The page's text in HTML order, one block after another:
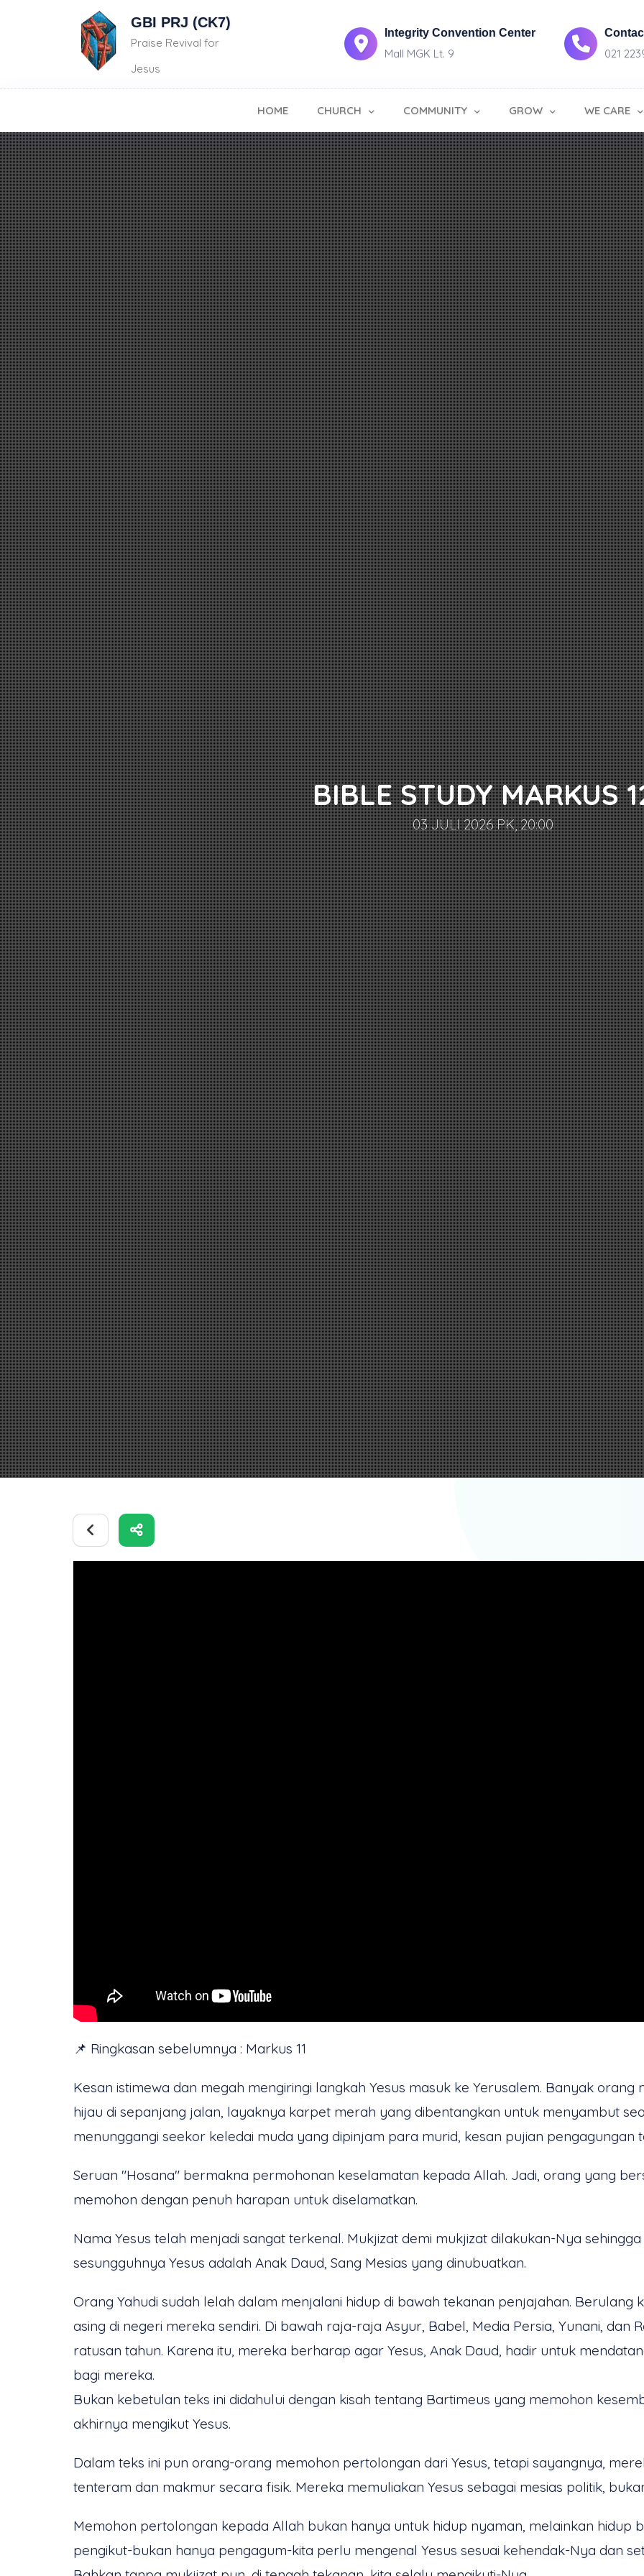
GBI PRJ (CK7)
Praise Revival for
Jesus
Integrity Convention Center
Mall MGK Lt. 9 021
HOME CHURCH COMMUNITY GROW WE CARE
BIBLE STUDY MARKUS
03 JULI 2026 PK, 20:00
📌 Ringkasan sebelumnya : Markus 11
Kesan istimewa dan megah mengiringi langkah Yesus masuk ke Yerusalem. Banyak
hijau di sepanjang jalan, layaknya karpet merah yang dibentangkan untuk menyambut
menunggangi seekor keledai muda yang dipinjam para murid, kesan pujian pengagungan
Seruan "Hosana" bermakna permohonan keselamatan kepada Allah. Jadi, orang yang
memohon dengan penuh harapan untuk diselamatkan.
Nama Yesus telah menjadi sangat terkenal. Mukjizat demi mukjizat dilakukan-Nya
sesungguhnya Yesus adalah Anak Daud, Sang Mesias yang dinubuatkan.
Orang Yahudi sudah lelah dalam menjalani hidup di bawah tekanan penjajahan.
asing di negeri mereka sendiri. Di bawah raja-raja Asyur, Babel, Media Persia, Yunani, dan
ratusan tahun. Karena itu, mereka berharap agar Yesus, Anak Daud, hadir untuk
bagi mereka.
Bukan kebetulan teks ini didahului dengan kisah tentang Bartimeus yang memohon
akhirnya mengikut Yesus.
Dalam teks ini pun orang-orang memohon pertolongan dari Yesus, tetapi sayangnya,
tenteram dan makmur secara fisik. Mereka memuliakan Yesus sebagai mesias politik,
Memohon pertolongan kepada Allah bukan hanya untuk hidup nyaman, melainkan hidup
pengikut-bukan hanya pengagum-kita perlu mengenal Yesus sesuai kehendak-Nya dan